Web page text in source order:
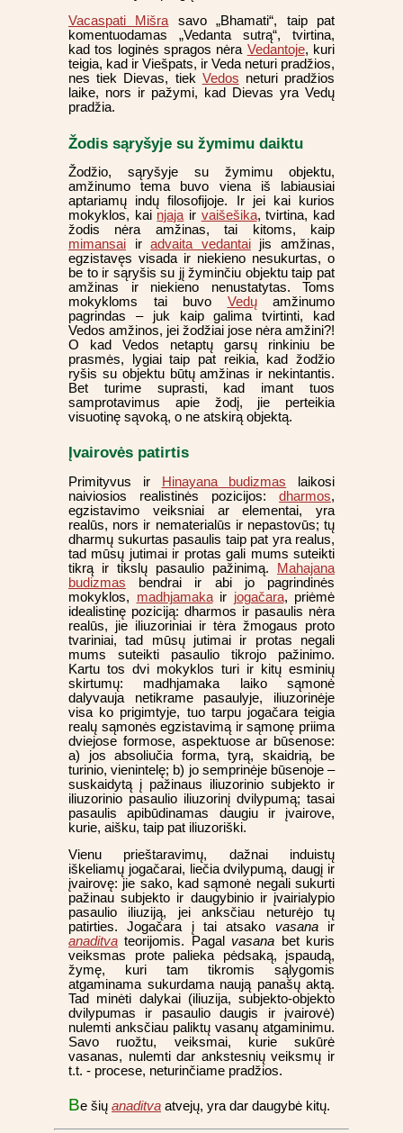
Vacaspati Mišrasavo „Bhamati“, taip pat
komentuodamas „Vedanta sutrą“, tvirtina,
kad tos loginės spragos nėra Vedantoje, kuri
teigia, kad ir Viešpats, ir Veda neturi pradžios,
nes tiek Dievas, tiek Vedos neturi pradžios
laike, nors ir pažymi, kad Dievas yra Vedų
pradžia.
Žodis sąryšyje su žymimu daiktu
Žodžio, sąryšyje su žymimu objektu,
amžinumo tema buvo viena iš labiausiai
aptariamų indų filosofijoje. Ir jei kai kurios
mokyklos, kai njaja ir vaišešika, tvirtina, kad
žodis nėra amžinas, tai kitoms, kaip
mimansai iradvaita vedantaijis amžinas,
egzistavęs visada ir niekieno nesukurtas, o
be to ir sąryšis su jį žyminčiu objektu taip pat
amžinas ir niekieno nenustatytas. Toms
mokykloms tai buvo Vedųamžinumo
pagrindas – juk kaip galima tvirtinti, kad
Vedos amžinos, jei žodžiai jose nėra amžini?!
O kad Vedos netaptų garsų rinkiniu be
prasmės, lygiai taip pat reikia, kad žodžio
ryšis su objektu būtų amžinas ir nekintantis.
Bet turime suprasti, kad imant tuos
samprotavimus apie žodį, jie perteikia
visuotinę sąvoką, o ne atskirą objektą.
Įvairovės patirtis
Primityvus ir Hinayana budizmas laikosi
naiviosios realistinės pozicijos: dharmos,
egzistavimo veiksniai ar elementai, yra
realūs, nors ir nematerialūs ir nepastovūs; tų
dharmų sukurtas pasaulis taip pat yra realus,
tad mūsų jutimai ir protas gali mums suteikti
tikrą ir tikslų pasaulio pažinimą.
Mahajana
budizmas bendrai ir abi jo pagrindinės
mokyklos, madhjamakair jogačara, priėmė
idealistinę poziciją: dharmos ir pasaulis nėra
realūs, jie iliuzoriniai ir tėra žmogaus proto
tvariniai, tad mūsų jutimai ir protas negali
mums suteikti pasaulio tikrojo pažinimo.
Kartu tos dvi mokyklos turi ir kitų esminių
skirtumų: madhjamaka laiko sąmonė
dalyvauja netikrame pasaulyje, iliuzorinėje
visa ko prigimtyje, tuo tarpu jogačara teigia
realų sąmonės egzistavimą ir sąmonę priima
dviejose formose, aspektuose ar būsenose:
a) jos absoliučia forma, tyrą, skaidrią, be
turinio, vienintelę; b) jo semprinėje būsenoje –
suskaidytą į pažinaus iliuzorinio subjekto ir
iliuzorinio pasaulio iliuzorinį dvilypumą; tasai
pasaulis apibūdinamas daugiu ir įvairove,
kurie, aišku, taip pat iliuzoriški.
Vienu prieštaravimų, dažnai induistų
iškeliamų jogačarai, liečia dvilypumą, daugį ir
įvairovę: jie sako, kad sąmonė negali sukurti
pažinau subjekto ir daugybinio ir įvairialypio
pasaulio iliuziją, jei anksčiau neturėjo tų
patirties. Jogačara į tai atsako vasanair
anaditva teorijomis. Pagal vasana bet kuris
veiksmas prote palieka pėdsaką, įspaudą,
žymę, kuri tam tikromis sąlygomis
atgaminama sukurdama naują panašų aktą.
Tad minėti dalykai (iliuzija, subjekto-objekto
dvilypumas ir pasaulio daugis ir įvairovė)
nulemti anksčiau paliktų vasanų atgaminimu.
Savo ruožtu, veiksmai, kurie sukūrė
vasanas, nulemti dar ankstesnių veiksmų ir
t.t. - procese, neturinčiame pradžios.
Be šių anaditva atvejų, yra dar daugybė kitų.